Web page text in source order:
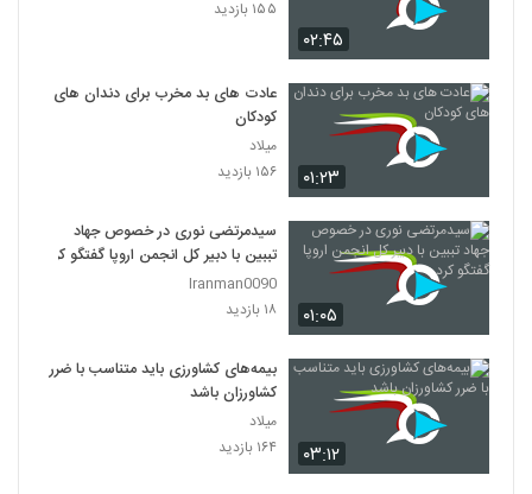
۰۲:۴۵
۱۵۵ بازدید
۰۱:۲۳
عادت های بد مخرب برای دندان های
کودکان
میلاد
۱۵۶ بازدید
۰۱:۰۵
سیدمرتضی نوری در خصوص جهاد
تببین با دبیر کل انجمن اروپا گفتگو کرد
Iranman0090
۱۸ بازدید
۰۳:۱۲
بیمه‌های کشاورزی باید متناسب با ضرر
کشاورزان باشد
میلاد
۱۶۴ بازدید